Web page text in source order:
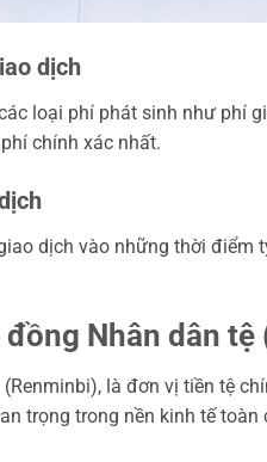
dịch
loại phí phát sinh như phí
chính xác nhất.
dịch vào những thời
Nhân dân tệ
là đơn vị tiền tệ
trọng trong nền kinh tế